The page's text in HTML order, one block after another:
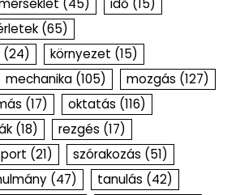
(45) idő (15)
(65)
(24) környezet (15)
mechanika (105) mozgás (127)
(17) oktatás (116)
(18) rezgés (17)
(21) szórakozás (51)
(47) tanulás (42)